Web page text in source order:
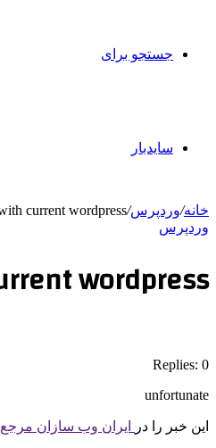
جستجو برای
سایدبار
خانه/وردپرس/
current wordpress
وردپرس
wordpress
Replies: 0
unfortunate
این خبر را در ایران وب سازان